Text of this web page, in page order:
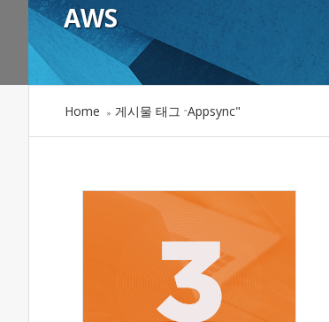
AWS
Home » 게시물 태그 "Appsync"